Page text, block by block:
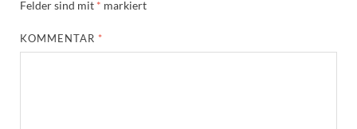
Felder sind mit * markiert
KOMMENTAR *